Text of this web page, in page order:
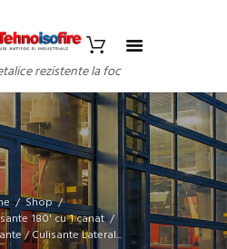
rezistente la foc
Shop
180' cu 1 canat
/ Culisante Lateral...